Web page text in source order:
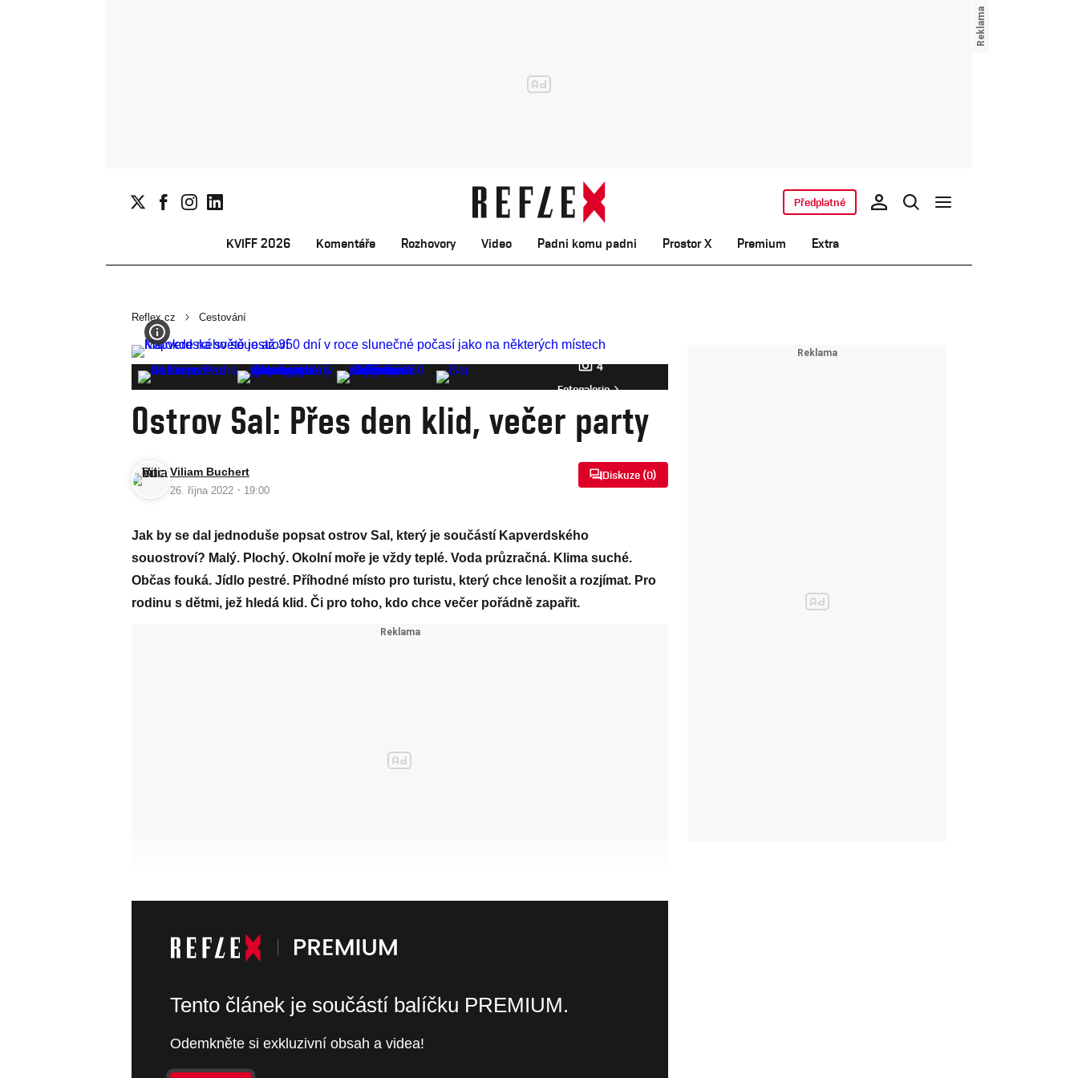
KVIFF 2026 Komentáře Rozhovory Video Padni komu padni Prostor X Premium Extra
Předplatné
Reflex.cz Cestování
4
Fotogalerie
Ostrov Sal: Přes den klid, večer party
Viliam Buchert
26. října 2022 · 19:00
Diskuze (0)
Jak by se dal jednoduše popsat ostrov Sal, který je součástí Kapverdského
souostroví? Malý. Plochý. Okolní moře je vždy teplé. Voda průzračná. Klima suché.
Občas fouká. Jídlo pestré. Příhodné místo pro turistu, který chce lenošit a rozjímat. Pro
rodinu s dětmi, jež hledá klid. Či pro toho, kdo chce večer pořádně zapařit.
Tento článek je součástí balíčku PREMIUM.
Odemkněte si exkluzivní obsah a videa!